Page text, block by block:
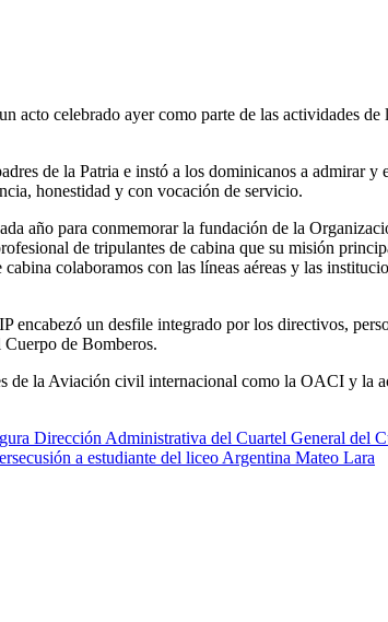
celebrado ayer como parte de las actividades
de la Patria e instó a los dominicanos a admirar
honestidad y con vocación de servicio.
año para conmemorar la fundación de la
de tripulantes de cabina que su misión
colaboramos con las líneas aéreas y las
un desfile integrado por los directivos,
de Bomberos.
la Aviación civil internacional como la OACI y la
Dirección Administrativa del Cuartel General del
a estudiante del liceo Argentina Mateo Lara